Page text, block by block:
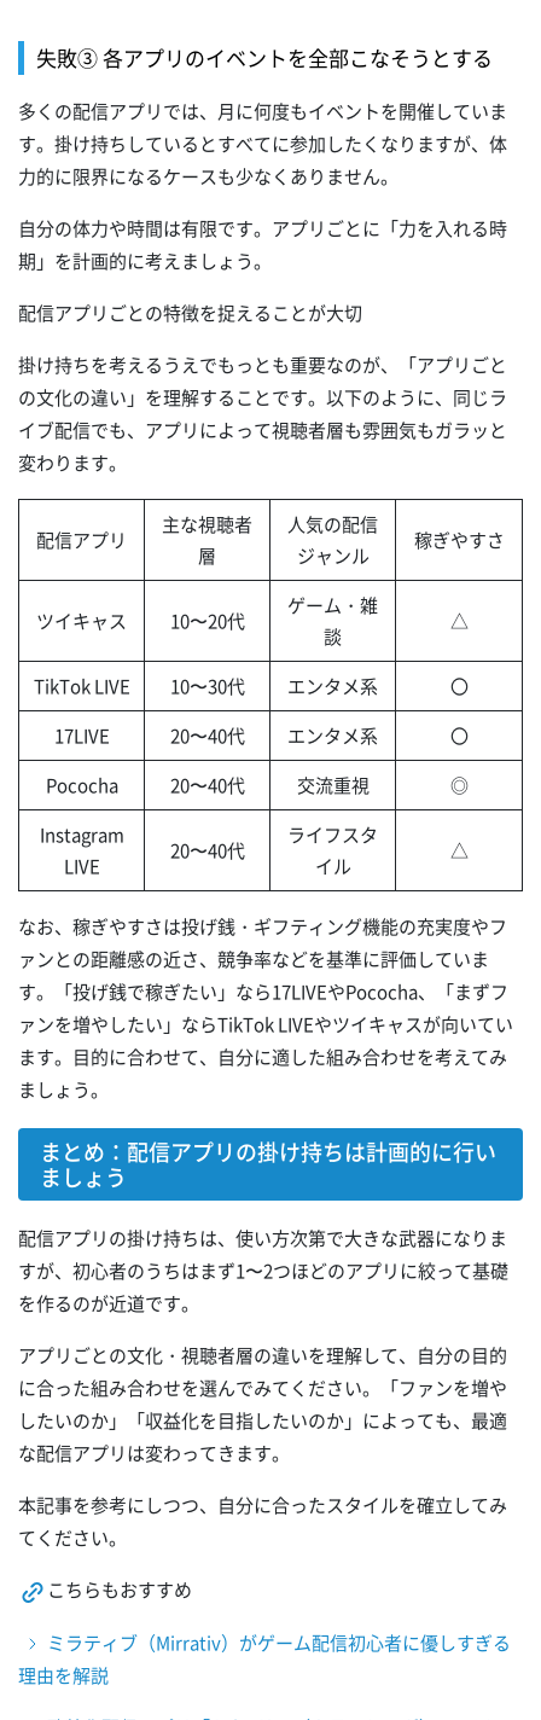
失敗③ 各アプリのイベントを全部こなそうとする
多くの配信アプリでは、月に何度もイベントを開催していま
す。掛け持ちしているとすべてに参加したくなりますが、体
力的に限界になるケースも少なくありません。
自分の体力や時間は有限です。アプリごとに「力を入れる時
期」を計画的に考えましょう。
配信アプリごとの特徴を捉えることが大切
掛け持ちを考えるうえでもっとも重要なのが、「アプリごと
の文化の違い」を理解することです。以下のように、同じラ
イブ配信でも、アプリによって視聴者層も雰囲気もガラッと
変わります。
配信アプリ
主な視聴者
層
人気の配信
ジャンル
稼ぎやすさ
ツイキャス 10〜20代
ゲーム・雑
談
△
TikTok LIVE 10〜30代 エンタメ系
〇
17LIVE
20〜40代 エンタメ系
〇
Pococha
20〜40代 交流重視
◎
Instagram
LIVE
20〜40代
ライフスタ
イル
△
なお、稼ぎやすさは投げ銭・ギフティング機能の充実度やフ
ァンとの距離感の近さ、競争率などを基準に評価していま
す。「投げ銭で稼ぎたい」なら17LIVEやPococha、「まずフ
ァンを増やしたい」ならTikTok LIVEやツイキャスが向いてい
ます。目的に合わせて、自分に適した組み合わせを考えてみ
ましょう。
まとめ：配信アプリの掛け持ちは計画的に行い
ましょう
配信アプリの掛け持ちは、使い方次第で大きな武器になりま
すが、初心者のうちはまず1〜2つほどのアプリに絞って基礎
を作るのが近道です。
アプリごとの文化・視聴者層の違いを理解して、自分の目的
に合った組み合わせを選んでみてください。「ファンを増や
したいのか」「収益化を目指したいのか」によっても、最適
な配信アプリは変わってきます。
本記事を参考にしつつ、自分に合ったスタイルを確立してみ
てください。
こちらもおすすめ
ミラティブ（Mirrativ）がゲーム配信初心者に優しすぎる
理由を解説